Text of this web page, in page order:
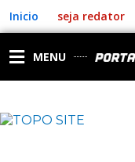
para
o
conteúdo
Inicio seja redator
MENU